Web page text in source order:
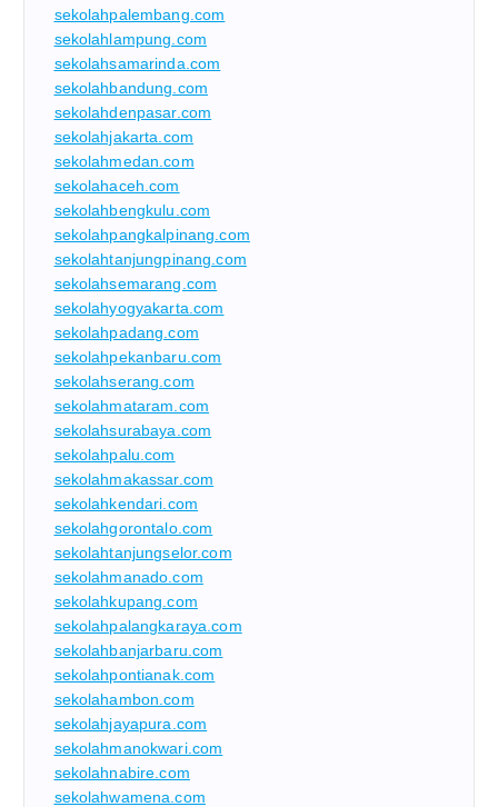
sekolahpalembang.com
sekolahlampung.com
sekolahsamarinda.com
sekolahbandung.com
sekolahdenpasar.com
sekolahjakarta.com
sekolahmedan.com
sekolahaceh.com
sekolahbengkulu.com
sekolahpangkalpinang.com
sekolahtanjungpinang.com
sekolahsemarang.com
sekolahyogyakarta.com
sekolahpadang.com
sekolahpekanbaru.com
sekolahserang.com
sekolahmataram.com
sekolahsurabaya.com
sekolahpalu.com
sekolahmakassar.com
sekolahkendari.com
sekolahgorontalo.com
sekolahtanjungselor.com
sekolahmanado.com
sekolahkupang.com
sekolahpalangkaraya.com
sekolahbanjarbaru.com
sekolahpontianak.com
sekolahambon.com
sekolahjayapura.com
sekolahmanokwari.com
sekolahnabire.com
sekolahwamena.com